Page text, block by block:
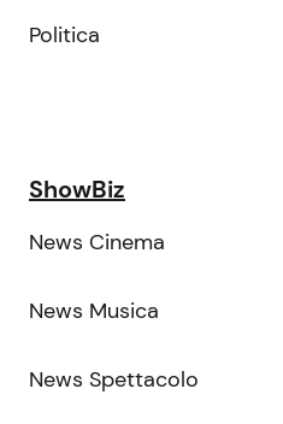
Politica
ShowBiz
News Cinema
News Musica
News Spettacolo